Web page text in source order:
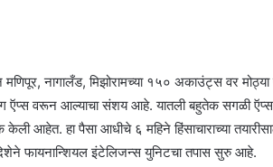
नागालँड, मिझोरामच्या १५० अकाउंट्स वर
ऍप्स वरून आल्याचा संशय आहे. यातली बहुतेक सगळी ऍप्स
केली आहेत. हा पैसा आधीचे ६ महिने हिंसाचाराच्या
दिशेने फायनान्शियल इंटेलिजन्स युनिटचा तपास सुरु आहे.